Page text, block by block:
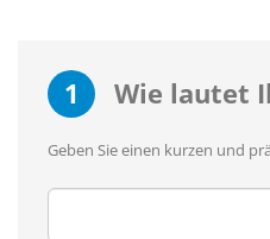
1 Wie lautet
Geben Sie einen kurzen und